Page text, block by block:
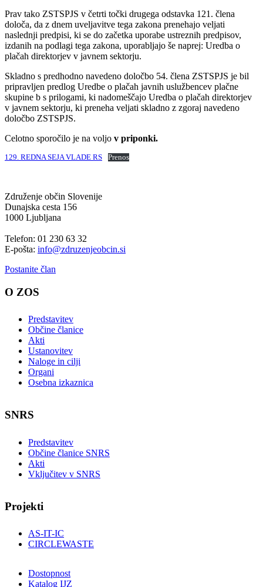
Prav tako ZSTSPJS v četrti točki drugega odstavka 121. člena
določa, da z dnem uveljavitve tega zakona prenehajo veljati
naslednji predpisi, ki se do začetka uporabe ustreznih predpisov,
izdanih na podlagi tega zakona, uporabljajo še naprej: Uredba o
plačah direktorjev v javnem sektorju.
Skladno s predhodno navedeno določbo 54. člena ZSTSPJS je bil
pripravljen predlog Uredbe o plačah javnih uslužbencev plačne
skupine b s prilogami, ki nadomeščajo Uredba o plačah direktorjev
v javnem sektorju, ki preneha veljati skladno z zgoraj navedeno
določbo ZSTSPJS.
Celotno sporočilo je na voljo v priponki.
129. REDNA SEJA VLADE RS Prenos
Združenje občin Slovenije
Dunajska cesta 156
1000 Ljubljana
Telefon: 01 230 63 32
E-pošta: info@zdruzenjeobcin.si
Postanite član
O ZOS
Predstavitev
Občine članice
Akti
Ustanovitev
Naloge in cilji
Organi
Osebna izkaznica
SNRS
Predstavitev
Občine članice SNRS
Akti
Vključitev v SNRS
Projekti
AS-IT-IC
CIRCLEWASTE
Dostopnost
Katalog IJZ